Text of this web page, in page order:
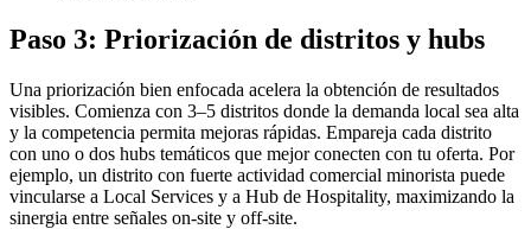
Paso 3: Priorización de distritos y hubs
Una priorización bien enfocada acelera la obtención de resultados
visibles. Comienza con 3–5 distritos donde la demanda local sea alta
y la competencia permita mejoras rápidas. Empareja cada distrito
con uno o dos hubs temáticos que mejor conecten con tu oferta. Por
ejemplo, un distrito con fuerte actividad comercial minorista puede
vincularse a Local Services y a Hub de Hospitality, maximizando la
sinergia entre señales on-site y off-site.